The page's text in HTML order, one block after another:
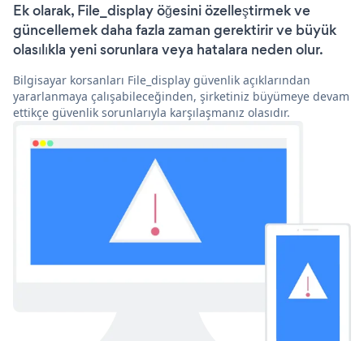
Ek olarak, File_display öğesini özelleştirmek ve
güncellemek daha fazla zaman gerektirir ve büyük
olasılıkla yeni sorunlara veya hatalara neden olur.
Bilgisayar korsanları File_display güvenlik açıklarından
yararlanmaya çalışabileceğinden, şirketiniz büyümeye devam
ettikçe güvenlik sorunlarıyla karşılaşmanız olasıdır.